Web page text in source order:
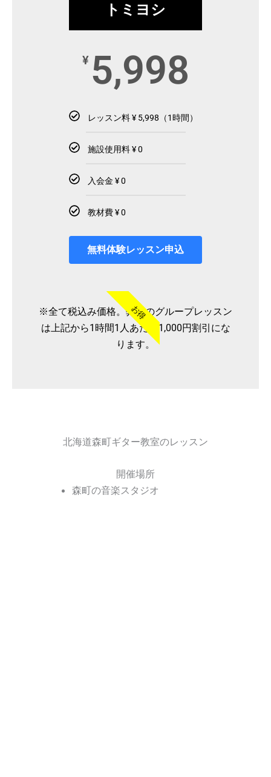
トミヨシ
¥ 5,998
レッスン料 ¥ 5,998（1時間）
施設使用料 ¥ 0
入会金 ¥ 0
教材費 ¥ 0
無料体験レッスン申込
お得
※全て税込み価格。弊社のグループレッスン
は上記から1時間1人あたり1,000円割引にな
ります。
北海道森町ギター教室のレッスン
開催場所
森町の音楽スタジオ